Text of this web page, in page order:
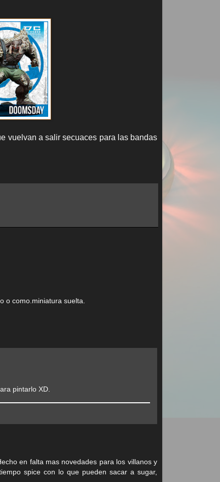
vuelvan a salir secuaces para las bandas
o como.miniatura suelta.
pintarlo XD.
en falta mas novedades para los villanos y
spice con lo que pueden sacar a sugar,